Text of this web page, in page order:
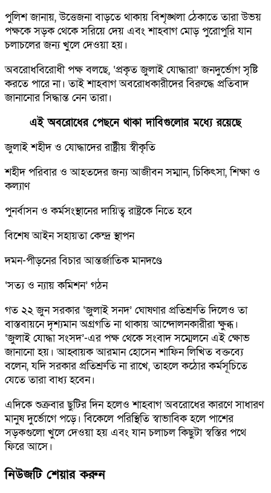
পুলিশ জানায়, উত্তেজনা বাড়তে থাকায় বিশৃঙ্খলা ঠেকাতে তারা উভয়
পক্ষকে সড়ক থেকে সরিয়ে দেয় এবং শাহবাগ মোড় পুরোপুরি যান
চলাচলের জন্য খুলে দেওয়া হয়।
অবরোধবিরোধী পক্ষ বলছে, ‘প্রকৃত জুলাই যোদ্ধারা’ জনদুর্ভোগ সৃষ্টি
করতে পারে না। তাই শাহবাগ অবরোধকারীদের বিরুদ্ধে প্রতিবাদ
জানানোর সিদ্ধান্ত নেন তারা।
এই অবরোধের পেছনে থাকা দাবিগুলোর মধ্যে রয়েছে
জুলাই শহীদ ও যোদ্ধাদের রাষ্ট্রীয় স্বীকৃতি
শহীদ পরিবার ও আহতদের জন্য আজীবন সম্মান, চিকিৎসা, শিক্ষা ও
কল্যাণ
পুনর্বাসন ও কর্মসংস্থানের দায়িত্ব রাষ্ট্রকে নিতে হবে
বিশেষ আইন সহায়তা কেন্দ্র স্থাপন
দমন-পীড়নের বিচার আন্তর্জাতিক মানদণ্ডে
‘সত্য ও ন্যায় কমিশন’ গঠন
গত ২২ জুন সরকার ‘জুলাই সনদ’ ঘোষণার প্রতিশ্রুতি দিলেও তা
বাস্তবায়নে দৃশ্যমান অগ্রগতি না থাকায় আন্দোলনকারীরা ক্ষুব্ধ।
‘জুলাই যোদ্ধা সংসদ’-এর পক্ষ থেকে সংবাদ সম্মেলনে এই ক্ষোভ
জানানো হয়। আহ্বায়ক আরমান হোসেন শাফিন লিখিত বক্তব্যে
বলেন, যদি সরকার প্রতিশ্রুতি না রাখে, তাহলে কঠোর কর্মসূচিতে
যেতে তারা বাধ্য হবেন।
এদিকে শুক্রবার ছুটির দিন হলেও শাহবাগ অবরোধের কারণে সাধারণ
মানুষ দুর্ভোগে পড়ে। বিকেলে পরিস্থিতি স্বাভাবিক হলে পাশের
সড়কগুলো খুলে দেওয়া হয় এবং যান চলাচল কিছুটা স্বস্তির পথে
ফিরে আসে।
নিউজটি শেয়ার করুন